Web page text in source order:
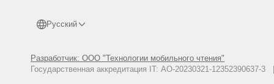
Русский
Разработчик: ООО "Технологии мобильного чтения"
Государственная аккредитация IT: АО-20230321-